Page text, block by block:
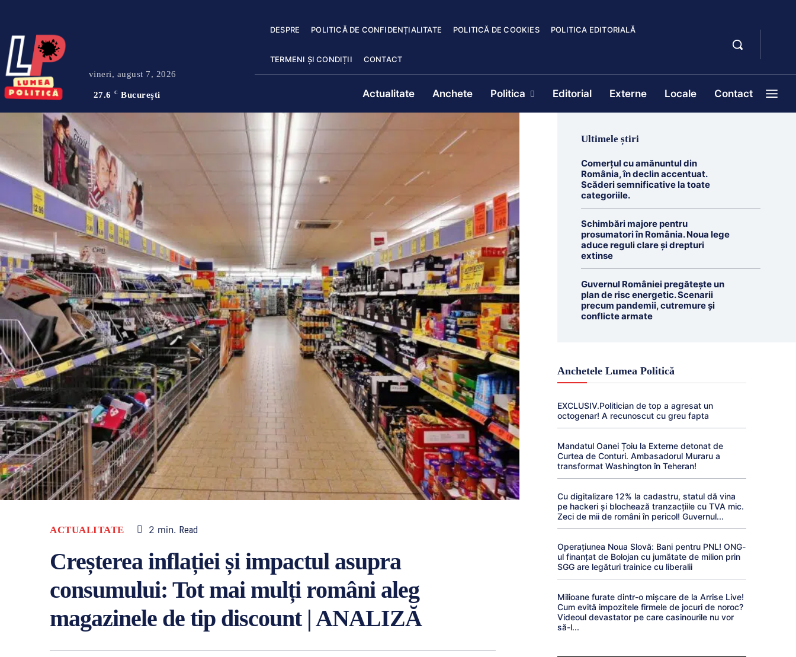
vineri, august 7, 2026
27.6 C București
DESPRE POLITICĂ DE CONFIDENȚIALITATE POLITICĂ DE COOKIES POLITICA EDITORIALĂ
TERMENI ȘI CONDIȚII CONTACT
Actualitate Anchete Politica Editorial Externe Locale Contact
ACTUALITATE 2 min. Read
Creșterea inflației și impactul asupra
consumului: Tot mai mulți români aleg
magazinele de tip discount | ANALIZĂ
Ultimele știri
Comerțul cu amănuntul din
România, în declin accentuat.
Scăderi semnificative la toate
categoriile.
Schimbări majore pentru
prosumatori în România. Noua lege
aduce reguli clare și drepturi
extinse
Guvernul României pregătește un
plan de risc energetic. Scenarii
precum pandemii, cutremure și
conflicte armate
Anchetele Lumea Politică
EXCLUSIV.Politician de top a agresat un
octogenar! A recunoscut cu greu fapta
Mandatul Oanei Țoiu la Externe detonat de
Curtea de Conturi. Ambasadorul Muraru a
transformat Washington în Teheran!
Cu digitalizare 12% la cadastru, statul dă vina
pe hackeri și blochează tranzacțiile cu TVA mic.
Zeci de mii de români în pericol! Guvernul...
Operațiunea Noua Slovă: Bani pentru PNL! ONG-
ul finanțat de Bolojan cu jumătate de milion prin
SGG are legături trainice cu liberalii
Milioane furate dintr-o mișcare de la Arrise Live!
Cum evită impozitele firmele de jocuri de noroc?
Videoul devastator pe care casinourile nu vor
să-l...